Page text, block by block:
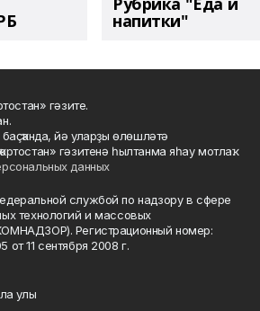
напитки"
гәзите.
йә уларҙы өлөшләтә
гәзитенә һылтанма яһау мотлаҡ.
данных
службой по надзору в сфере
технологий и массовых
Регистрационный номер:
11 сентября 2008 г.
улы